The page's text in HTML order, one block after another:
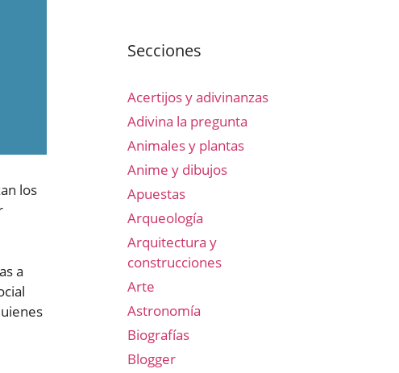
los
a
Secciones
Acertijos y adivinanzas
Adivina la pregunta
Animales y plantas
Anime y dibujos
Apuestas
Arqueología
Arquitectura y
construcciones
Arte
Astronomía
Biografías
Blogger